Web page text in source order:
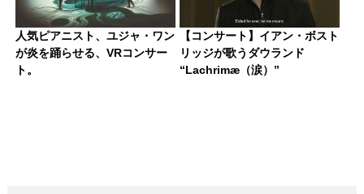
人気ピアニスト、ユジャ・ワン
が炎を踊らせる、VRコンサー
ト。
【コンサート】イアン・ボスト
リッジが歌うダウランド
“Lachrimæ（涙）”